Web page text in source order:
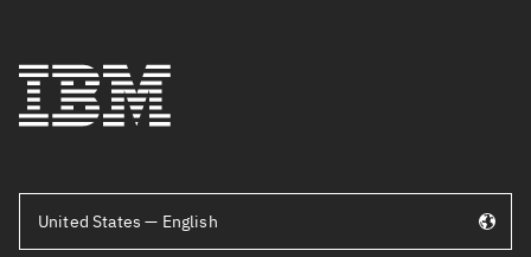
United States — English